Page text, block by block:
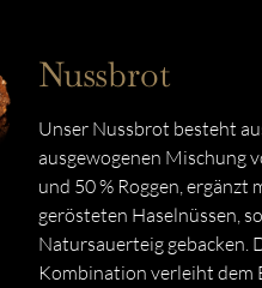
Nussbrot
Unser Nussbrot besteht
ausgewogenen Mischung
und 50 % Roggen, ergänzt
gerösteten Haselnüssen,
Natursauerteig gebacken.
Kombination verleiht dem